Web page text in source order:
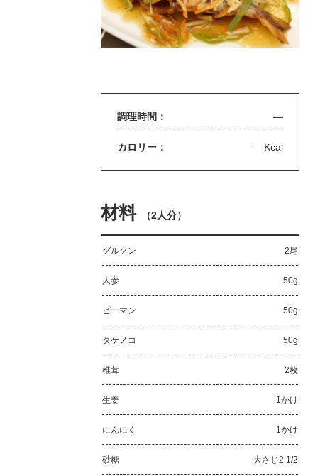
調理時間： —
カロリー： — Kcal
材料 （2人分）
グルクン 2尾
人参 50g
ピーマン 50g
タケノコ 50g
椎茸 2枚
生姜 1かけ
にんにく 1かけ
砂糖 大さじ2 1/2